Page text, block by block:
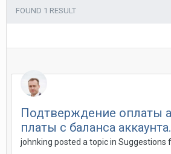
FOUND 1 RESULT
Подтверждение оплаты
платы с баланса аккаунта.
johnking posted a topic in Suggestions